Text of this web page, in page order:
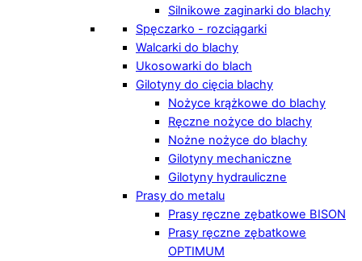
Silnikowe zaginarki do blachy
Spęczarko - rozciągarki
Walcarki do blachy
Ukosowarki do blach
Gilotyny do cięcia blachy
Nożyce krążkowe do blachy
Ręczne nożyce do blachy
Nożne nożyce do blachy
Gilotyny mechaniczne
Gilotyny hydrauliczne
Prasy do metalu
Prasy ręczne zębatkowe BISON
Prasy ręczne zębatkowe
OPTIMUM